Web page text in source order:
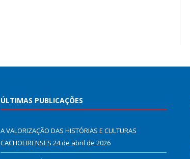
ÚLTIMAS PUBLICAÇÕES
A VALORIZAÇÃO DAS HISTÓRIAS E CULTURAS
CACHOEIRENSES 24 de abril de 2026